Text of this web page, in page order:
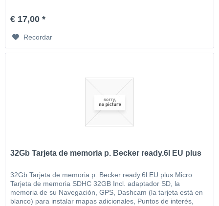
€ 17,00 *
Recordar
32Gb Tarjeta de memoria p. Becker ready.6l EU plus
32Gb Tarjeta de memoria p. Becker ready.6l EU plus Micro
Tarjeta de memoria SDHC 32GB Incl. adaptador SD, la
memoria de su Navegación, GPS, Dashcam (la tarjeta está en
blanco) para instalar mapas adicionales, Puntos de interés,